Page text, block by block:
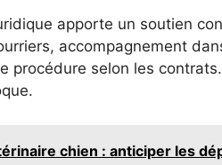
apporte un soutien
accompagnement
procédure selon les
chien : anticiper les